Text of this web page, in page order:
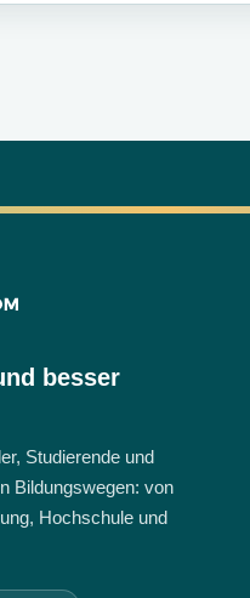
besser
Studierende und
Bildungswegen: von
Hochschule und